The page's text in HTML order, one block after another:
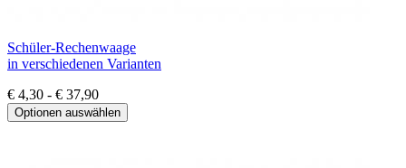
Schüler-Rechenwaage
in verschiedenen Varianten
€ 4,30 - € 37,90